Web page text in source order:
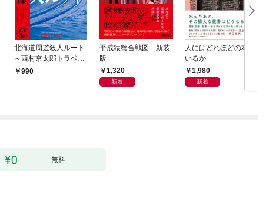
北海道周遊殺人ルート
～西村京太郎トラベル
ミステリー・セレクシ
990
平成猿蟹合戦図 新装
版
1,320
新着
人にはどれほどの本が
いるか
1,980
新着
無料